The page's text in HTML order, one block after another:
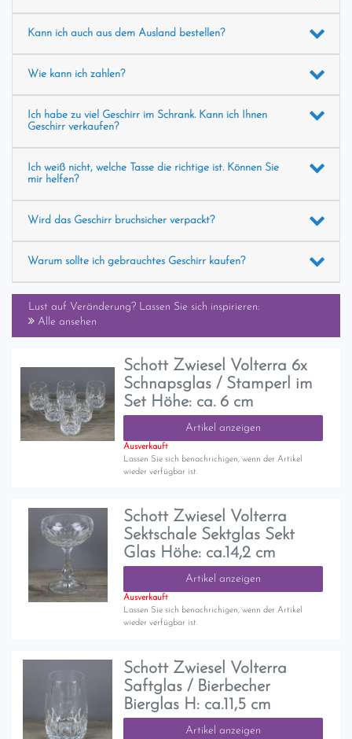
Kann ich auch aus dem Ausland bestellen?
Wie kann ich zahlen?
Ich habe zu viel Geschirr im Schrank. Kann ich Ihnen
Geschirr verkaufen?
Ich weiß nicht, welche Tasse die richtige ist. Können Sie
mir helfen?
Wird das Geschirr bruchsicher verpackt?
Warum sollte ich gebrauchtes Geschirr kaufen?
Lust auf Veränderung? Lassen Sie sich inspirieren:
Alle ansehen
Schott Zwiesel Volterra 6x
Schnapsglas / Stamperl im
Set Höhe: ca. 6 cm
Artikel anzeigen
Ausverkauft
Lassen Sie sich benachrichigen, wenn der Artikel
wieder verfügbar ist.
Schott Zwiesel Volterra
Sektschale Sektglas Sekt
Glas Höhe: ca.14,2 cm
Artikel anzeigen
Ausverkauft
Lassen Sie sich benachrichigen, wenn der Artikel
wieder verfügbar ist.
Schott Zwiesel Volterra
Saftglas / Bierbecher
Bierglas H: ca.11,5 cm
Artikel anzeigen